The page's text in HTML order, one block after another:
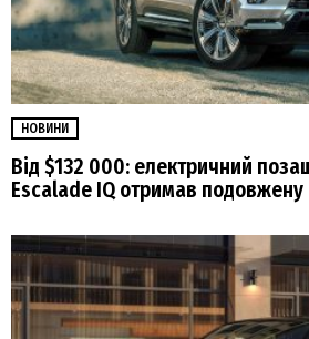
НОВИНИ
Від $132 000: електричний
Escalade IQ отримав подовжену